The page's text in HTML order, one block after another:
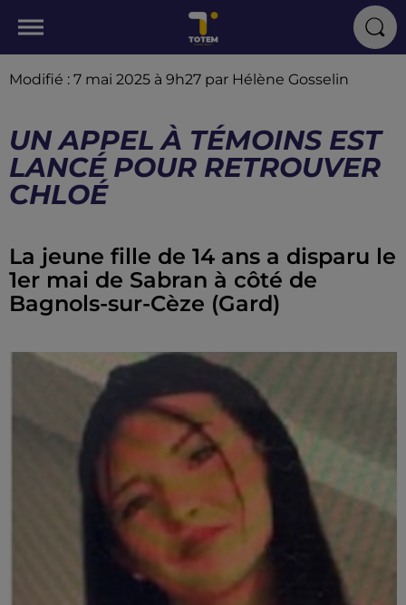
Modifié : 7 mai 2025 à 9h27 par Hélène Gosselin
UN APPEL À TÉMOINS EST
LANCÉ POUR RETROUVER
CHLOÉ
La jeune fille de 14 ans a disparu le
1er mai de Sabran à côté de
Bagnols-sur-Cèze (Gard)